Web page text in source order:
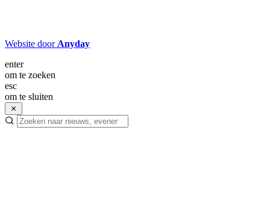
Website doorAnyday
enter
om te zoeken
esc
om te sluiten